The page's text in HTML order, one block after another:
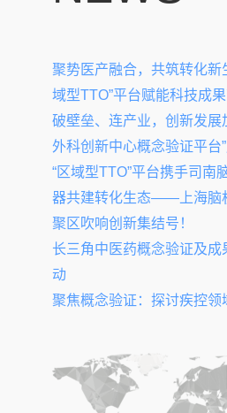
聚势医产融合，共筑转化
域型TTO”平台赋能科技成
破壁垒、连产业，创新发
外科创新中心概念验证平台
“区域型TTO”平台携手司南
器共建转化生态——上海脑
聚区吹响创新集结号！
长三角中医药概念验证及成
动
聚焦概念验证：探讨疾控领